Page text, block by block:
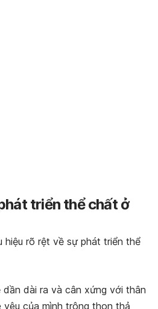
triển thể chất ở
hiệu rõ rệt về sự phát triển thể
dài ra và cân xứng với thân
của mình trông thon thả